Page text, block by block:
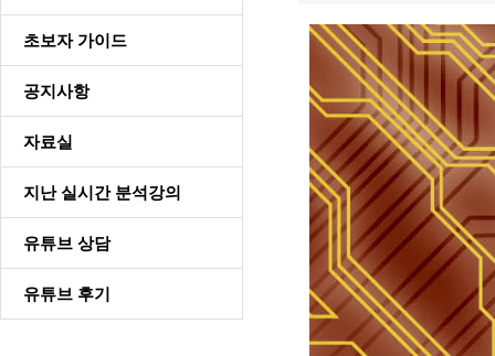
초보자 가이드
공지사항
자료실
지난 실시간 분석강의
유튜브 상담
유튜브 후기